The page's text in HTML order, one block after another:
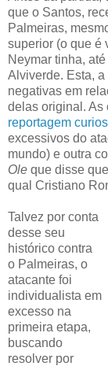
que o Santos,
Palmeiras,
superior (o que é
Neymar tinha,
Alviverde. Esta,
negativas em
delas original. As
reportagem
excessivos do
mundo) e outra
Ole que disse
qual Cristiano
Talvez por conta
desse seu
histórico contra
o Palmeiras, o
atacante foi
individualista em
excesso na
primeira etapa,
buscando
resolver por